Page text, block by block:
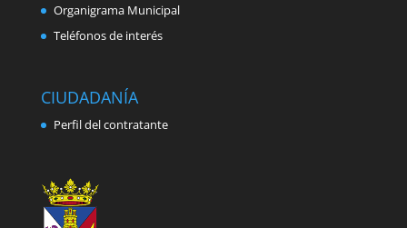
Organigrama Municipal
Teléfonos de interés
CIUDADANÍA
Perfil del contratante